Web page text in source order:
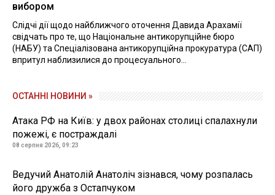
вибором
Слідчі дії щодо найближчого оточення Давида Арахамії
свідчать про те, що Національне антикорупційне бюро
(НАБУ) та Спеціалізована антикорупційна прокуратура (САП)
впритул наблизилися до процесуального...
ОСТАННІ НОВИНИ »
Атака РФ на Київ: у двох районах столиці спалахнули
пожежі, є постраждалі
08 серпня 2026, 09:23
Ведучий Анатолій Анатоліч зізнався, чому розпалась
його дружба з Остапчуком